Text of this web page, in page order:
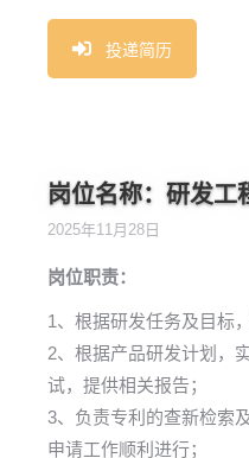
投递简历
岗位名称：研发工
2025年11月28日
岗位职责：
1、根据研发任务及目标
2、根据产品研发计划，
试，提供相关报告；
3、负责专利的查新检索
申请工作顺利进行；